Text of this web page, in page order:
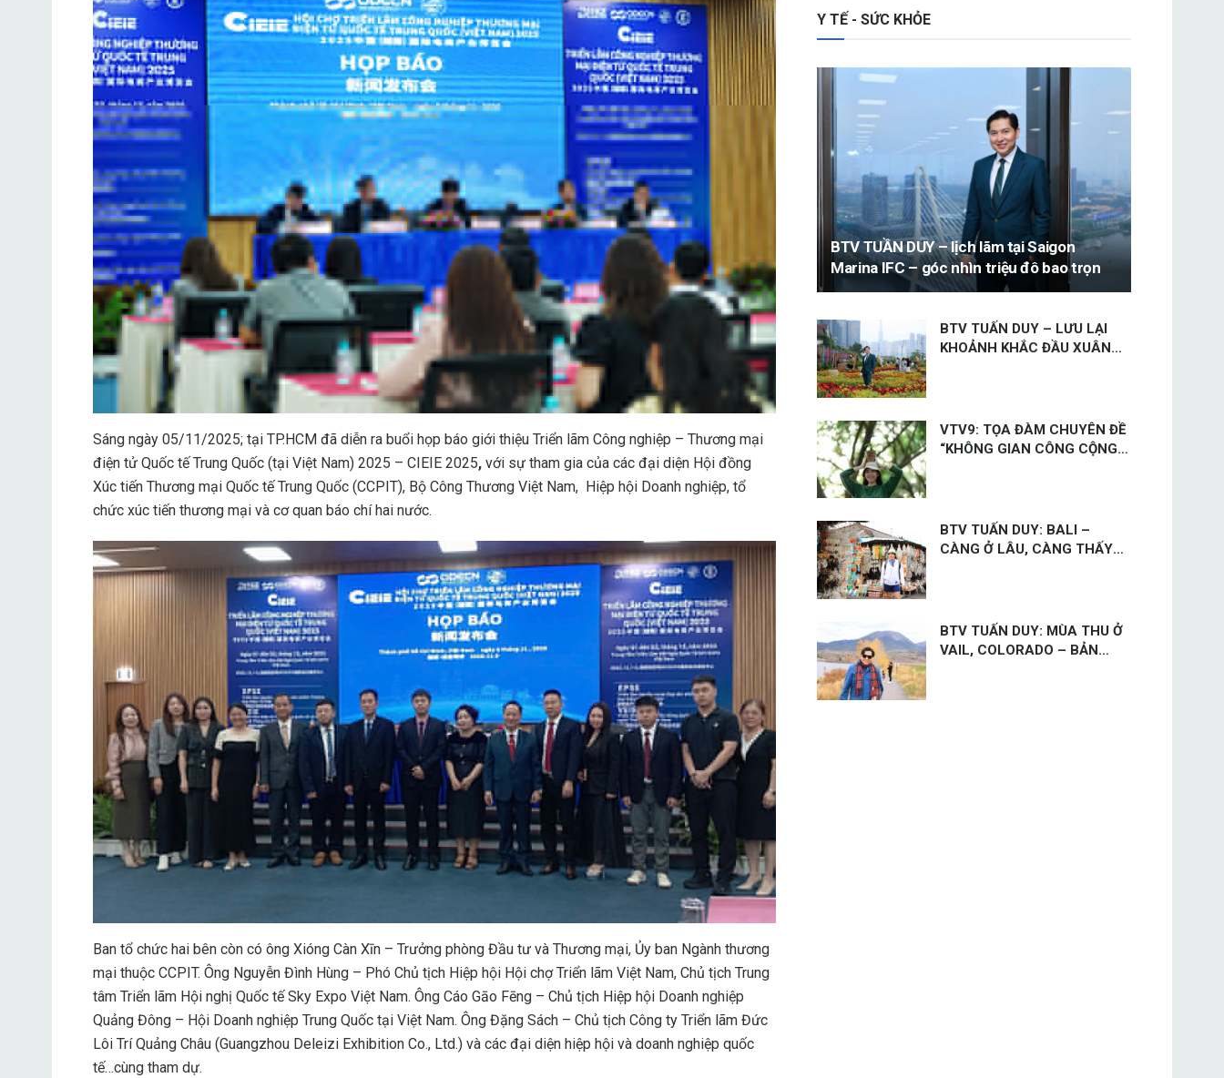
Sáng ngày 05/11/2025; tại TP.HCM đã diễn ra buổi họp báo giới thiệu Triển lãm Công nghiệp – Thương mại
điện tử Quốc tế Trung Quốc (tại Việt Nam) 2025 – CIEIE 2025, với sự tham gia của các đại diện Hội đồng
Xúc tiến Thương mại Quốc tế Trung Quốc (CCPIT), Bộ Công Thương Việt Nam, Hiệp hội Doanh nghiệp, tổ
chức xúc tiến thương mại và cơ quan báo chí hai nước.
Ban tổ chức hai bên còn có ông Xióng Càn Xīn – Trưởng phòng Đầu tư và Thương mại, Ủy ban Ngành thương
mại thuộc CCPIT. Ông Nguyễn Đình Hùng – Phó Chủ tịch Hiệp hội Hội chợ Triển lãm Việt Nam, Chủ tịch Trung
tâm Triển lãm Hội nghị Quốc tế Sky Expo Việt Nam. Ông Cáo Gāo Fēng – Chủ tịch Hiệp hội Doanh nghiệp
Quảng Đông – Hội Doanh nghiệp Trung Quốc tại Việt Nam. Ông Đặng Sách – Chủ tịch Công ty Triển lãm Đức
Lôi Trí Quảng Châu (Guangzhou Deleizi Exhibition Co., Ltd.) và các đại diện hiệp hội và doanh nghiệp quốc
tế…cùng tham dự.
Y TẾ - SỨC KHỎE
BTV TUẦN DUY – lịch lãm tại Saigon
Marina IFC – góc nhìn triệu đô bao trọn
thành phố
BTV TUẤN DUY – LƯU LẠI
KHOẢNH KHẮC ĐẦU XUÂN
VTV9: TỌA ĐÀM CHUYÊN ĐỀ
“KHÔNG GIAN CÔNG CỘNG –
BTV TUẤN DUY: BALI –
CÀNG Ở LÂU, CÀNG THẤY
BTV TUẤN DUY: MÙA THU Ở
VAIL, COLORADO – BẢN